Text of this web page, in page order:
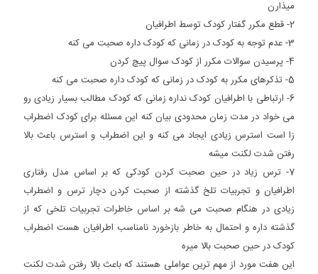
میذارن
2- قطع مکرر گفتار کودک توسط اطرافیان
3- عدم توجه به کودک در زمانی که کودک داره صحبت می کنه
4- پرسیدن سوالات مکرر از کودک سوال پیچ کردن
5- تذکرهای مکرر به کودک در زمانی که کودک داره صحبت می کنه
6- ارتباطی با اطرافیان کودک نداره زمانی که کودک مطالب بسیار زیادی رو
می خواد در مدت زمان محدودی بیان کنه این مسئله برای کودک اضطراب
زا است استرس زیادی ایجاد می کنه و این اضطراب و استرس باعث بالا
رفتن شدت لکنت میشه
7- ترس زیاد در حین صحبت کردن کودکی که بر اساس مدل رفتاری
اطرافیان و تجربیات تلخ گذشته از صحبت کردن دچار ترس و اضطراب
زیادی در هنگام صحبت می شه بر اساس خاطرات تجربیات تلخی که از
گذشته داره و احتمال به خاطر بازخورد نامناسب اطرافیان هست اضطراب
کودک در حین صحبت بالا میره
این هفت مورد از مهم ترین عواملی هستند که باعث بالا رفتن شدت لکنت